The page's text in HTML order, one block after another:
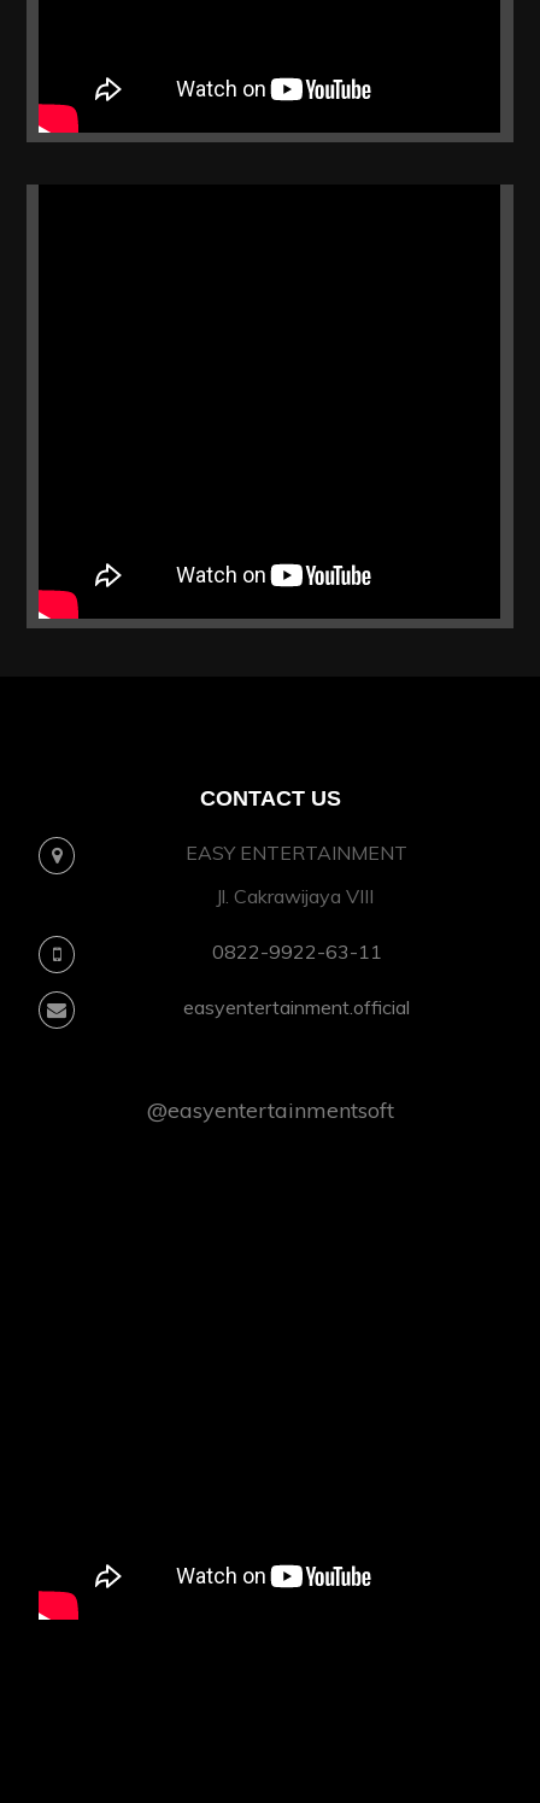
CONTACT US
EASY ENTERTAINMENT
Jl. Cakrawijaya VIII
0822-9922-63-11
easyentertainment.official
@easyentertainmentsoft